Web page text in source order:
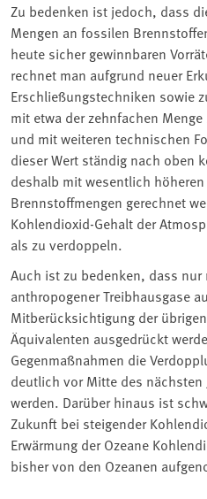
Zu bedenken ist jedoch, dass
Mengen an fossilen
heute sicher gewinnbaren
rechnet man aufgrund neuer
Erschließungstechniken sowie
mit etwa der zehnfachen
und mit weiteren technischen
dieser Wert ständig nach oben
deshalb mit wesentlich
Brennstoffmengen gerechnet
Kohlendioxid-Gehalt der
als zu verdoppeln.
Auch ist zu bedenken, dass
anthropogener Treibhausgase
Mitberücksichtigung der
Äquivalenten ausgedrückt
Gegenmaßnahmen die
deutlich vor Mitte des nächsten
werden. Darüber hinaus ist
Zukunft bei steigender
Erwärmung der Ozeane
bisher von den Ozeanen